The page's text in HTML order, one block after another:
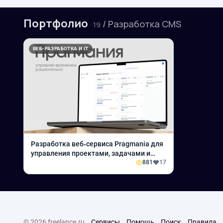
Портфолио · 19 / Разработка CMS
ВЕБ-РАЗРАБОТКА И IT
Разработка веб‑сервиса Pragmania для
управления проектами, задачами и
881 17